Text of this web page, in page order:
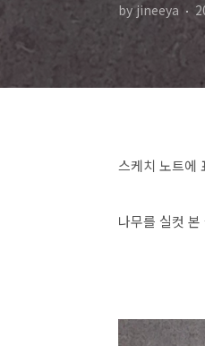
by jineeya
스케치 노트에
나무를 실컷